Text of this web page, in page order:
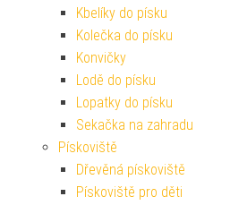
Kbelíky do písku
Kolečka do písku
Konvičky
Lodě do písku
Lopatky do písku
Sekačka na zahradu
Pískoviště
Dřevěná pískoviště
Pískoviště pro děti